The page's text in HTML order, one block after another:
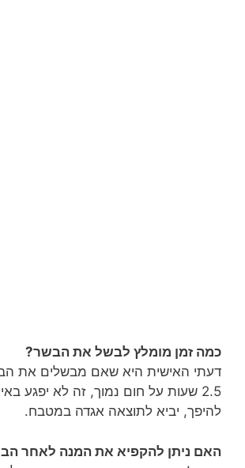
כמה זמן מומלץ לבשל את הבשר?
דעתי האישית היא שאם מבשלים את
2.5 שעות על חום נמוך, זה לא יפגע
להיפך, יביא לתוצאה אגדה במטבח.
האם ניתן להקפיא את המנה לאחר